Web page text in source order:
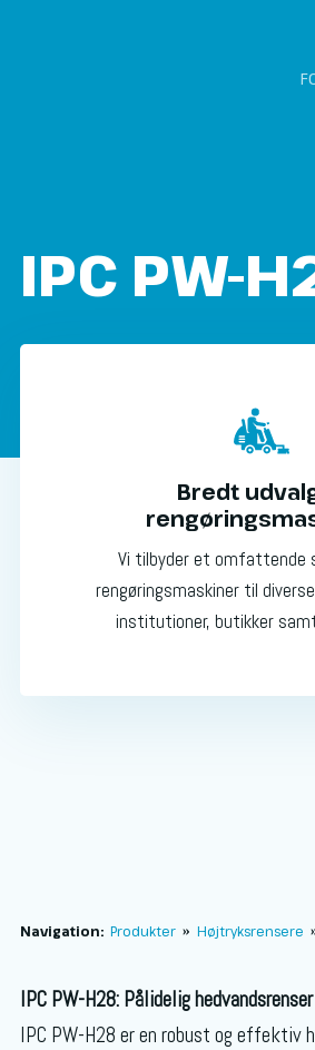
IPC PW-
Bredt
Vi tilbyder et omfattende
rengøringsmaskiner til
institutioner, butikker
Navigation: Produkter » Højtryksrensere
IPC PW-H28: Pålidelig
IPC PW-H28 er en robust og effektiv